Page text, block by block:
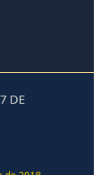
DE